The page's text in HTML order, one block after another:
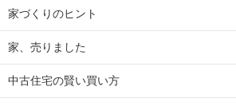
家づくりのヒント
家、売りました
中古住宅の賢い買い方